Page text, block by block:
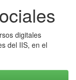
digitales
del IIS, en el